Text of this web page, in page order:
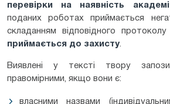
перевірки на наявність
поданих роботах приймається
складанням відповідного
приймається до захисту
Виявлені у тексті твору
правомірними, якщо вони є:
власними назвами